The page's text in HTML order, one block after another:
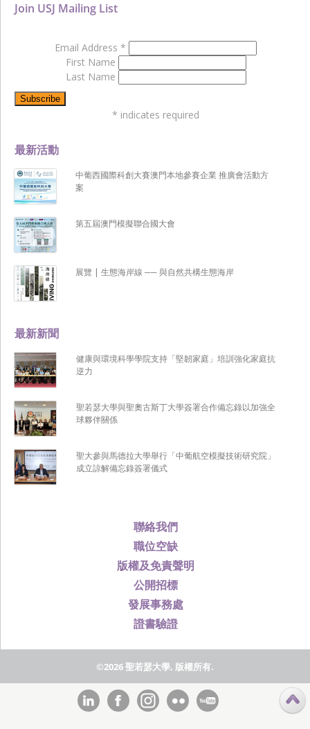
聯絡我們
職位空缺
版權及免責聲明
公開招標
發展事務處
證書驗證
最新新聞
健康與環境科學學院支持「堅韌家庭」培訓強化家庭抗
逆力
聖若瑟大學與聖奧古斯丁大學簽署合作備忘錄以加強全
球夥伴關係
聖大參與馬德拉大學舉行「中葡航空模擬技術研究院」
成立諒解備忘錄簽署儀式
最新活動
中葡西國際科創大賽澳門本地參賽企業 推廣會活動方
案
第五屆澳門模擬聯合國大會
展覽 | 生態海岸線 ── 與自然共構生態海岸
Join USJ Mailing List
Email Address *
First Name
Last Name
* indicates required
©2026 聖若瑟大學, 版權所有.